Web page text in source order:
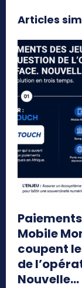
Articles
Mobile
coupent
de
Nouvelle...